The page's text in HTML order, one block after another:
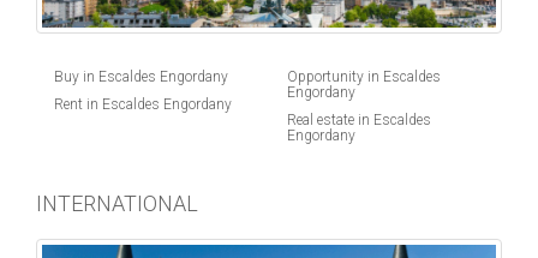
Buy in Escaldes Engordany
Rent in Escaldes Engordany
Opportunity in Escaldes
Engordany
Real estate in Escaldes
Engordany
INTERNATIONAL